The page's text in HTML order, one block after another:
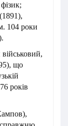
104 роки
що
років